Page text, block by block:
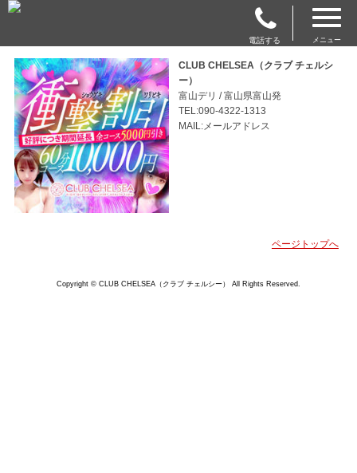
電話する メニュー
CLUB CHELSEA（クラブ チェルシ
ー）
富山デリ / 富山県富山発
TEL:090-4322-1313
MAIL:メールアドレス
ページトップへ
Copyright © CLUB CHELSEA（クラブ チェルシー） All Rights Reserved.